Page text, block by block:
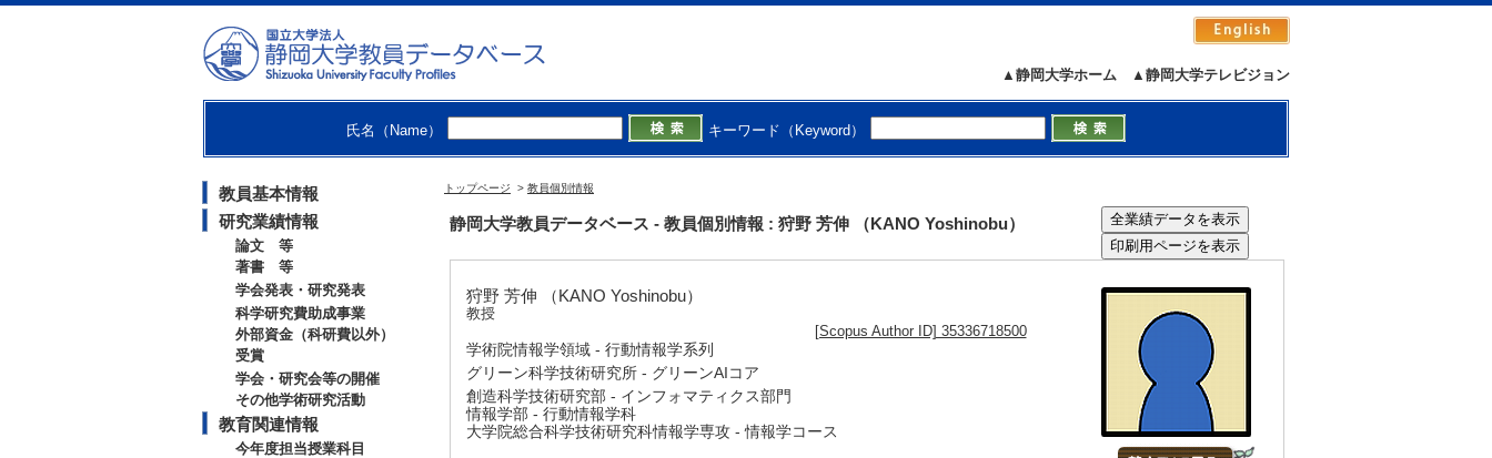
▲静岡大学テレビジョン
▲静岡大学ホーム
氏名（Name） キーワード（Keyword）
教員基本情報
研究業績情報
論文 等
著書 等
学会発表・研究発表
科学研究費助成事業
外部資金（科研費以外）
受賞
学会・研究会等の開催
その他学術研究活動
教育関連情報
今年度担当授業科目
トップページ > 教員個別情報
静岡大学教員データベース - 教員個別情報 : 狩野 芳伸 （KANO Yoshinobu）
狩野 芳伸 （KANO Yoshinobu）
教授
[Scopus Author ID] 35336718500
学術院情報学領域 - 行動情報学系列
グリーン科学技術研究所 - グリーンAIコア
創造科学技術研究部 - インフォマティクス部門
情報学部 - 行動情報学科
大学院総合科学技術研究科情報学専攻 - 情報学コース